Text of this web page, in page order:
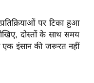
पर टिका हुआ
दोस्तों के साथ समय
एक इंसान की जरूरत नहीं